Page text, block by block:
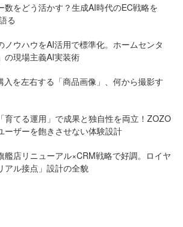
数をどう活かす？生成AI時代のEC戦略を
る
ノウハウをAI活用で標準化。ホームセンタ
の現場主義AI実装術
入を左右する「商品画像」、何から撮影す
育てる運用」で成果と独自性を両立！ZOZO
ーザーを飽きさせない体験設計
艦店リニューアル×CRM戦略で好調。ロイヤ
アル接点」設計の全貌